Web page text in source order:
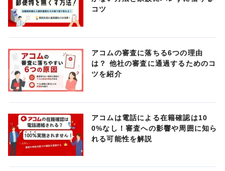
コツ
アコムの審査に落ちる6つの理由
は？ 他社の審査に通過するためのコ
ツを紹介
アコムは電話による在籍確認は10
0%なし！審査への影響や周囲に知ら
れる可能性を解説